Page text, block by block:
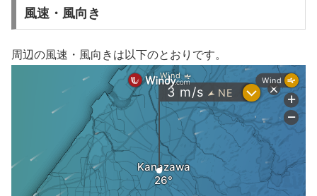
風速・風向き
周辺の風速・風向きは以下のとおりです。